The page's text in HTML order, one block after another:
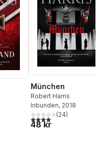
Totalt antal röster:
München
Robert Harris
Inbunden, 2018
4,1utav 5 stjärnor.
(24)
48 kr